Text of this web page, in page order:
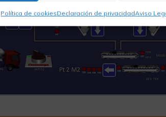
Política de cookiesDeclaración de privacidadAviso